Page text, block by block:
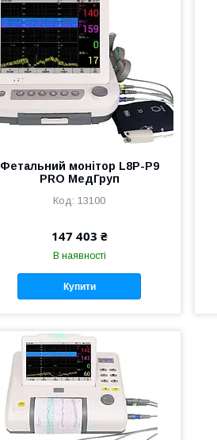
Фетальний монітор L8P-P9
PRO МедГруп
13100
147 403 ₴
В наявності
Купити